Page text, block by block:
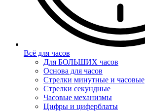
Всё для часов
Для БОЛЬШИХ часов
Основа для часов
Стрелки минутные и часовые
Стрелки секундные
Часовые механизмы
Цифры и циферблаты